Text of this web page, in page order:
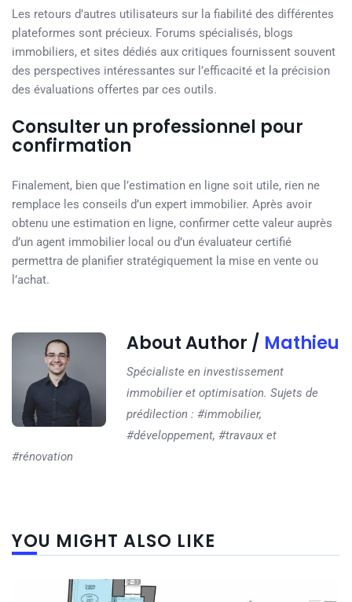
Les retours d’autres utilisateurs sur la fiabilité des différentes
plateformes sont précieux. Forums spécialisés, blogs
immobiliers, et sites dédiés aux critiques fournissent souvent
des perspectives intéressantes sur l’efficacité et la précision
des évaluations offertes par ces outils.
Consulter un professionnel pour
confirmation
Finalement, bien que l’estimation en ligne soit utile, rien ne
remplace les conseils d’un expert immobilier. Après avoir
obtenu une estimation en ligne, confirmer cette valeur auprès
d’un agent immobilier local ou d’un évaluateur certifié
permettra de planifier stratégiquement la mise en vente ou
l’achat.
About Author / Mathieu
Spécialiste en investissement
immobilier et optimisation. Sujets de
prédilection : #immobilier,
#développement, #travaux et
#rénovation
YOU MIGHT ALSO LIKE